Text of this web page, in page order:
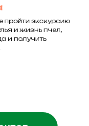
пройти экскурсию
и жизнь пчел,
и получить